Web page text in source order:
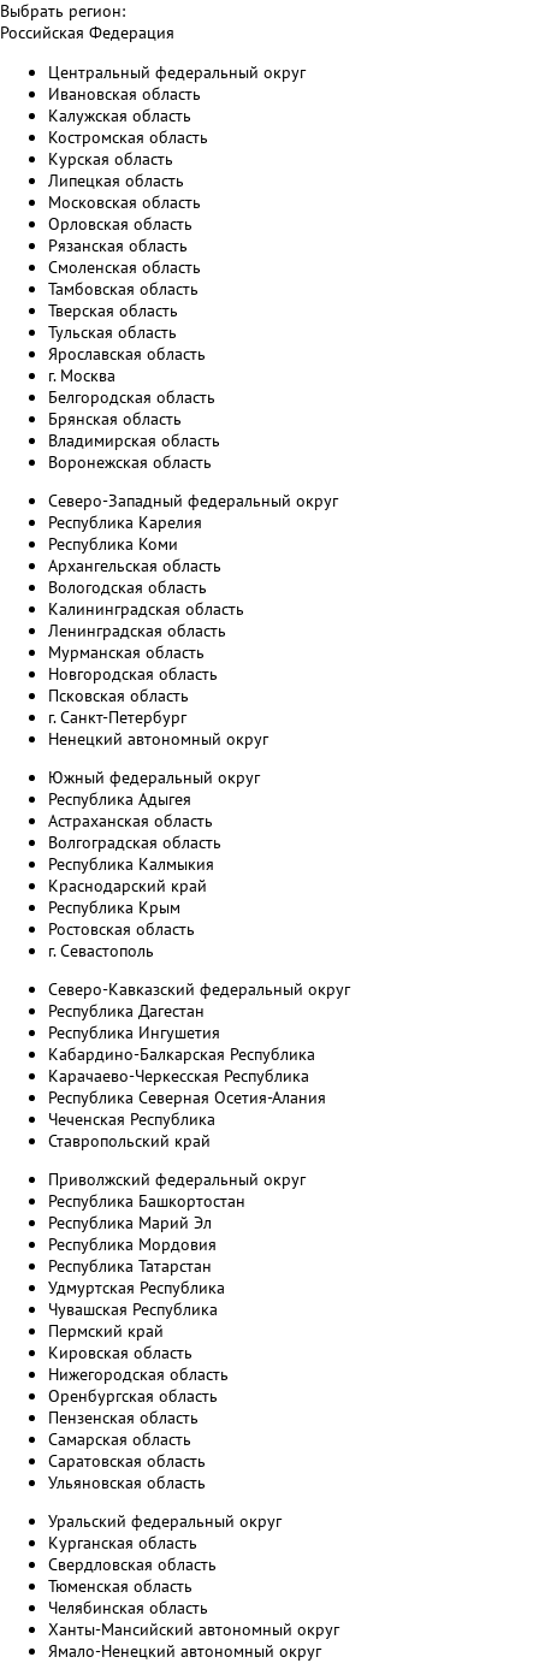
Выбрать регион:
Российская Федерация
Центральный федеральный округ
Ивановская область
Калужская область
Костромская область
Курская область
Липецкая область
Московская область
Орловская область
Рязанская область
Смоленская область
Тамбовская область
Тверская область
Тульская область
Ярославская область
г. Москва
Белгородская область
Брянская область
Владимирская область
Воронежская область
Северо-Западный федеральный округ
Республика Карелия
Республика Коми
Архангельская область
Вологодская область
Калининградская область
Ленинградская область
Мурманская область
Новгородская область
Псковская область
г. Санкт-Петербург
Ненецкий автономный округ
Южный федеральный округ
Республика Адыгея
Астраханская область
Волгоградская область
Республика Калмыкия
Краснодарский край
Республика Крым
Ростовская область
г. Севастополь
Северо-Кавказский федеральный округ
Республика Дагестан
Республика Ингушетия
Кабардино-Балкарская Республика
Карачаево-Черкесская Республика
Республика Северная Осетия-Алания
Чеченская Республика
Ставропольский край
Приволжский федеральный округ
Республика Башкортостан
Республика Марий Эл
Республика Мордовия
Республика Татарстан
Удмуртская Республика
Чувашская Республика
Пермский край
Кировская область
Нижегородская область
Оренбургская область
Пензенская область
Самарская область
Саратовская область
Ульяновская область
Уральский федеральный округ
Курганская область
Свердловская область
Тюменская область
Челябинская область
Ханты-Мансийский автономный округ
Ямало-Ненецкий автономный округ